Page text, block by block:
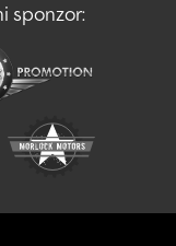
sponzor: